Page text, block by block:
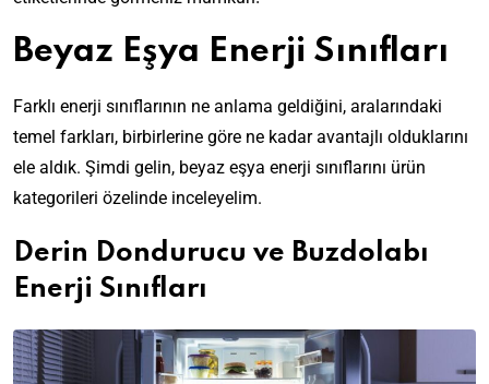
Beyaz Eşya Enerji Sınıfları
Farklı enerji sınıflarının ne anlama geldiğini, aralarındaki
temel farkları, birbirlerine göre ne kadar avantajlı olduklarını
ele aldık. Şimdi gelin, beyaz eşya enerji sınıflarını ürün
kategorileri özelinde inceleyelim.
Derin Dondurucu ve Buzdolabı
Enerji Sınıfları